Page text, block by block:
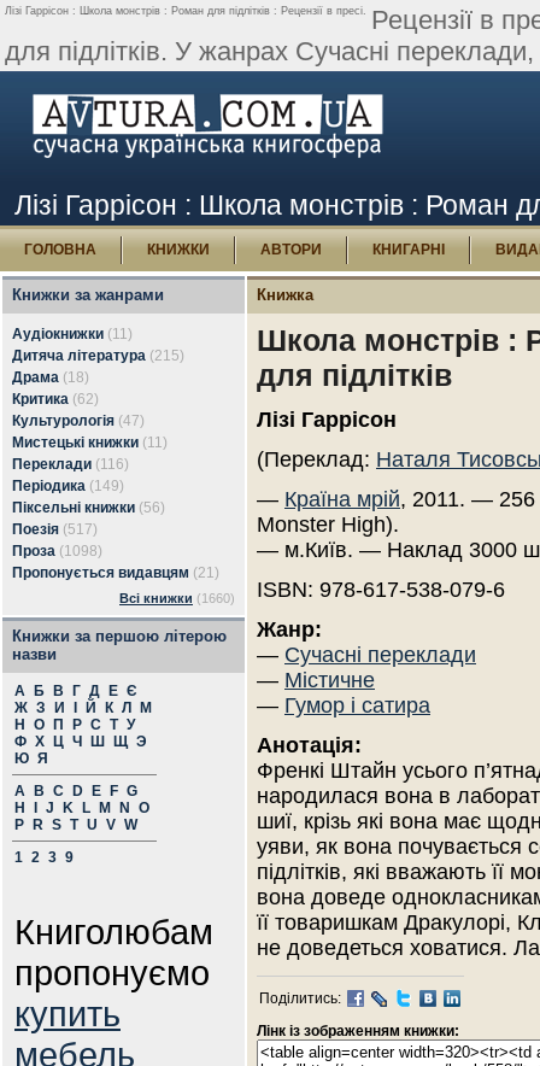
Лізі Гаррісон : Школа монстрів : Роман для підлітків : Рецензії в пресі. Рецензії в
для підлітків. У жанрах Сучасні
Лізі Гаррісон : Школа монстрів : Роман
ГОЛОВНА КНИЖКИ АВТОРИ КНИГАРНІ
Книжки за жанрами
Аудіокнижки (11)
Дитяча література (215)
Драма (18)
Критика (62)
Культурологія (47)
Мистецькі книжки (11)
Переклади (116)
Періодика (149)
Піксельні книжки (56)
Поезія (517)
Проза (1098)
Пропонується видавцям (21)
Всі книжки (1660)
Книжки за першою літерою
назви
А Б В Г Д Е Є
Ж З И Й К Л
М
Н
О П Р С Т У
Ф Х Ц Ч Ш Щ Э
Ю Я
A
B C D E F G
H
J K L M N
O
P
R S T U V W
1 2 3 9
Книголюбам
пропонуємо
купить
мебель
Книжка
Школа монстрів :
для підлітків
Лізі Гаррісон
(Переклад: Наталя
— Країна мрій, 2011. —
Monster High).
— м.Київ. — Наклад 3000
ISBN: 978-617-538-079-6
Жанр:
— Сучасні переклади
— Містичне
— Гумор і сатира
Анотація:
Френкі Штайн усього
народилася вона в
шиї, крізь які вона має
уяви, як вона почувається
підлітків, які вважають її
вона доведе
її товаришкам Дракулорі,
не доведеться ховатися.
Поділитись:
Лінк із зображенням книжки: